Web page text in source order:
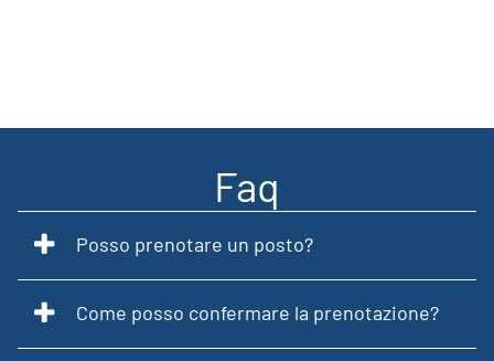
Faq
Posso prenotare un posto?
Come posso confermare la prenotazione?